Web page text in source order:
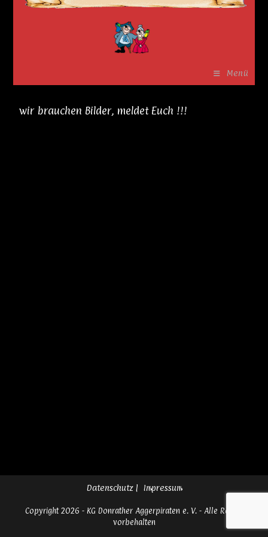
Menü
wir brauchen Bilder, meldet Euch !!!
Datenschutz Impressum
Copyright 2026 - KG Donrather Aggerpiraten e. V. - Alle Rechte
vorbehalten